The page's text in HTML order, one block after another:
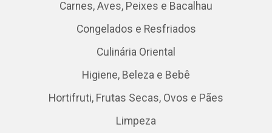
Carnes, Aves, Peixes e Bacalhau
Congelados e Resfriados
Culinária Oriental
Higiene, Beleza e Bebê
Hortifruti, Frutas Secas, Ovos e Pães
Limpeza